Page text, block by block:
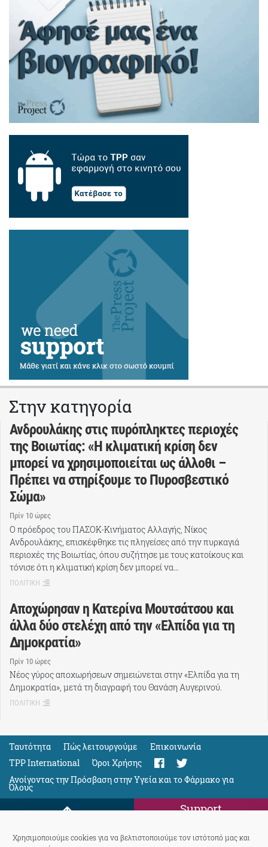
Χρησιμοποιούμε cookies για να βελτιστοποιούμε τον ιστότοπό μας και
Στην κατηγορία
Ανδρουλάκης στις πυρόπληκτες περιοχές
της Βοιωτίας: «Η κλιματική κρίση δεν
μπορεί να χρησιμοποιείται ως άλλοθι –
Πρέπει να στηρίξουμε το Πυροσβεστικό
Σώμα»
Πρίν 10 ώρες
Ο πρόεδρος του ΠΑΣΟΚ-Κινήματος Αλλαγής, Νίκος
Ανδρουλάκης, επισκέφθηκε τις πληγείσες από την πυρκαγιά
περιοχές της Βοιωτίας, όπου συζήτησε με τους κατοίκους και
τόνισε ότι η κλιματική κρίση δεν μπορεί να…
ΠΟΛΙΤΙΚΗ
Αποχώρησαν η Κατερίνα Μουτσάτσου και
άλλα δύο στελέχη από την «Ελπίδα για τη
Δημοκρατία»
Πρίν 10 ώρες
Νέος γύρος αποχωρήσεων σημειώνεται στην «Ελπίδα για τη
Δημοκρατία», μετά τη διαγραφή του Θανάση Αυγερινού.
ΠΟΛΙΤΙΚΗ
Ταυτότητα Πώς λειτουργούμε
Eπικοινωνία
TPP International
Όροι Χρήσης
Ανοίγοντας την Πρόσβαση στην Υγεία και το Φάρμακο για
Όλους
Support